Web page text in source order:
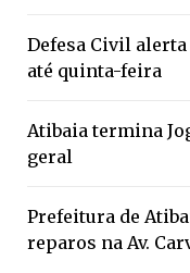
Defesa Civil
até quinta-feira
Atibaia termina
geral
Prefeitura de
reparos na Av.